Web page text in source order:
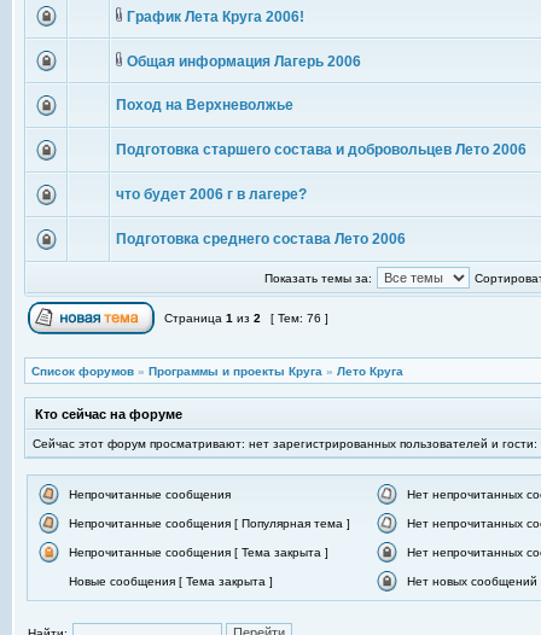
График Лета Круга 2006!
Общая информация Лагерь 2006
Поход на Верхневолжье
Подготовка старшего состава и добровольцев Лето 2006
что будет 2006 г в лагере?
Подготовка среднего состава Лето 2006
Показать темы за:
Страница 1 из 2 [ Тем: 76 ]
Список форумов » Программы и проекты Круга » Лето Круга
Кто сейчас на форуме
Сейчас этот форум просматривают: нет зарегистрированных пользователей и гости:
Непрочитанные сообщения Нет непрочитанных
Непрочитанные сообщения [ Популярная тема ] Нет непрочитанных
Непрочитанные сообщения [ Тема закрыта ] Нет непрочитанных
Новые сообщения [ Тема закрыта ] Нет новых сообщений